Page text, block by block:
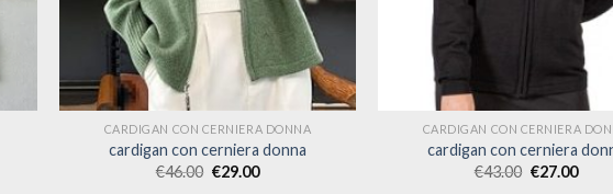
CARDIGAN CON CERNIERA DONNA
cardigan con cerniera donna
€46.00 €29.00
CARDIGAN CON CERNIERA
cardigan con cerniera
€43.00 €27.00